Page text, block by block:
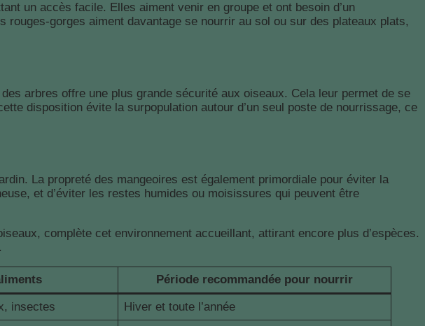
un accès facile. Elles aiment venir en groupe et ont besoin d’un
gorges aiment davantage se nourrir au sol ou sur des plateaux plats,
arbres offre une plus grande sécurité aux oiseaux. Cela leur permet de se
disposition évite la surpopulation autour d’un seul poste de nourrissage, ce
La propreté des mangeoires est également primordiale pour éviter la
et d’éviter les restes humides ou moisissures qui peuvent être
complète cet environnement accueillant, attirant encore plus d’espèces.
Période recommandée pour nourrir
insectes
Hiver et toute l’année